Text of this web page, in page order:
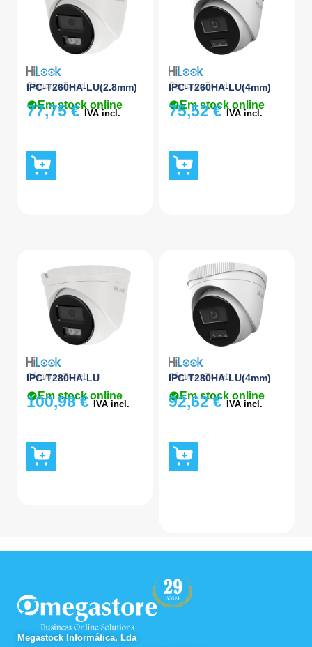
Câmaras Turret
IPC-T260HA-LU(2.8mm)
Em stock online
77,75€ IVA incl.
Câmaras Turret
IPC-T260HA-LU(4mm)
Em stock online
75,52€ IVA incl.
Câmaras Turret
IPC-T280HA-LU
Em stock online
100,98€ IVA incl.
Câmaras Turret
IPC-T280HA-LU(4mm)
Em stock online
92,62€ IVA incl.
Megastock Informática, Lda